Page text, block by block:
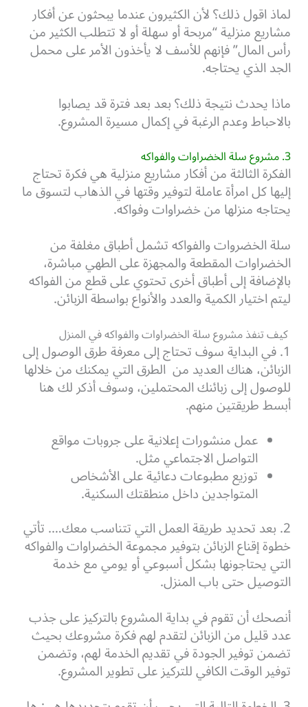
لماذ اقول ذلك؟ لأن الكثيرون عندما يبحثون عن أفكار
مشاريع منزلية “مربحة أو سهلة أو لا تتطلب الكثير من
رأس المال” فإنهم للأسف لا يأخذون الأمر على محمل
الجد الذي يحتاجه.
ماذا يحدث نتيجة ذلك؟ بعد بعد فترة قد يصابوا
بالاحباط وعدم الرغبة في إكمال مسيرة المشروع.
3. مشروع سلة الخضراوات والفواكه
الفكرة الثالثة من أفكار مشاريع منزلية هي فكرة تحتاج
إليها كل امرأة عاملة لتوفير وقتها في الذهاب لتسوق ما
يحتاجه منزلها من خضراوات وفواكه.
سلة الخضروات والفواكه تشمل أطباق مغلفة من
الخضراوات المقطعة والمجهزة على الطهي مباشرة،
بالإضافة إلى أطباق أخرى تحتوي على قطع من الفواكه
ليتم اختيار الكمية والعدد والأنواع بواسطة الزبائن.
كيف تنفذ مشروع سلة الخضراوات والفواكه في المنزل
1. في البداية سوف تحتاج إلى معرفة طرق الوصول إلى
الزبائن، هناك العديد من الطرق التي يمكنك من خلالها
للوصول إلى زبائنك المحتملين، وسوف أذكر لك هنا
أبسط طريقتين منهم.
عمل منشورات إعلانية على جروبات مواقع
التواصل الاجتماعي مثل.
توزيع مطبوعات دعائية على الأشخاص
المتواجدين داخل منطقتك السكنية.
2. بعد تحديد طريقة العمل التي تتناسب معك…. تأتي
خطوة إقناع الزبائن بتوفير مجموعة الخضراوات والفواكه
التي يحتاجونها بشكل أسبوعي أو يومي مع خدمة
التوصيل حتى باب المنزل.
أنصحك أن تقوم في بداية المشروع بالتركيز على جذب
عدد قليل من الزبائن لتقدم لهم فكرة مشروعك بحيث
تضمن توفير الجودة في تقديم الخدمة لهم، وتضمن
توفير الوقت الكافي للتركيز على تطوير المشروع.